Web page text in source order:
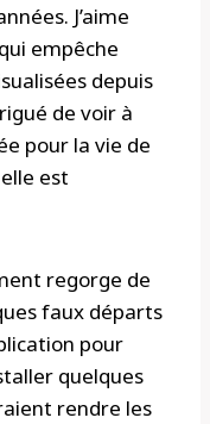
J’aime
empêche
depuis
de voir à
pour la vie de
est
regorge de
faux départs
pour
quelques
rendre les